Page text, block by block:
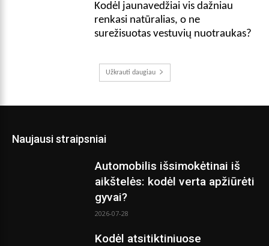
Kodėl jaunavedžiai vis dažniau
renkasi natūralias, o ne
surežisuotas vestuvių nuotraukas?
Užkrauti daugiau
Naujausi straipsniai
Automobilis išsimokėtinai iš
aikštelės: kodėl verta apžiūrėti
gyvai?
2026-07-28
Kodėl atsitiktiniuose